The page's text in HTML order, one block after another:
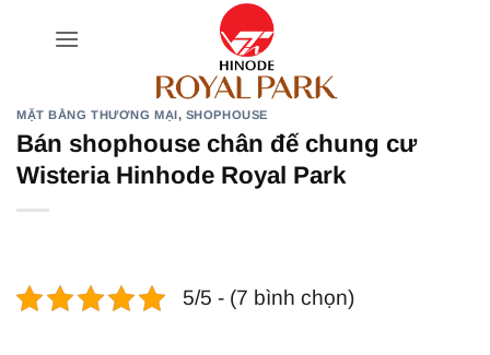
MẶT BẰNG THƯƠNG MẠI, SHOPHOUSE
Bán shophouse chân đế chung cư
Wisteria Hinhode Royal Park
5/5 - (7 bình chọn)